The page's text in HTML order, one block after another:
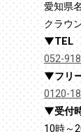
愛知県
クラウ
TEL
052-
フリ
0120-
受付
10時～